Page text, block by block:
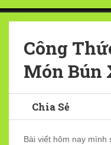
Công
Món Bún
Chia Sẻ
Bài viết hôm nay mình